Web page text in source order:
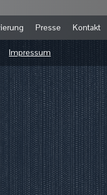
Presse Kontakt
Impressum